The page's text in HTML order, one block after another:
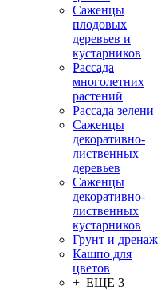
Саженцы
плодовых
деревьев и
кустарников
Рассада
многолетних
растений
Рассада зелени
Саженцы
декоративно-
лиственных
деревьев
Саженцы
декоративно-
лиственных
кустарников
Грунт и дренаж
Кашпо для
цветов
+ ЕЩЕ 3